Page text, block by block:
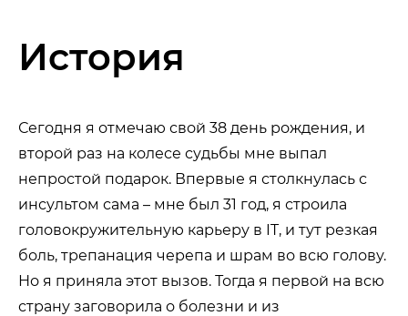
История
Сегодня я отмечаю свой 38 день рождения, и
второй раз на колесе судьбы мне выпал
непростой подарок. Впервые я столкнулась с
инсультом сама – мне был 31 год, я строила
головокружительную карьеру в IT, и тут резкая
боль, трепанация черепа и шрам во всю голову.
Но я приняла этот вызов. Тогда я первой на всю
страну заговорила о болезни и из